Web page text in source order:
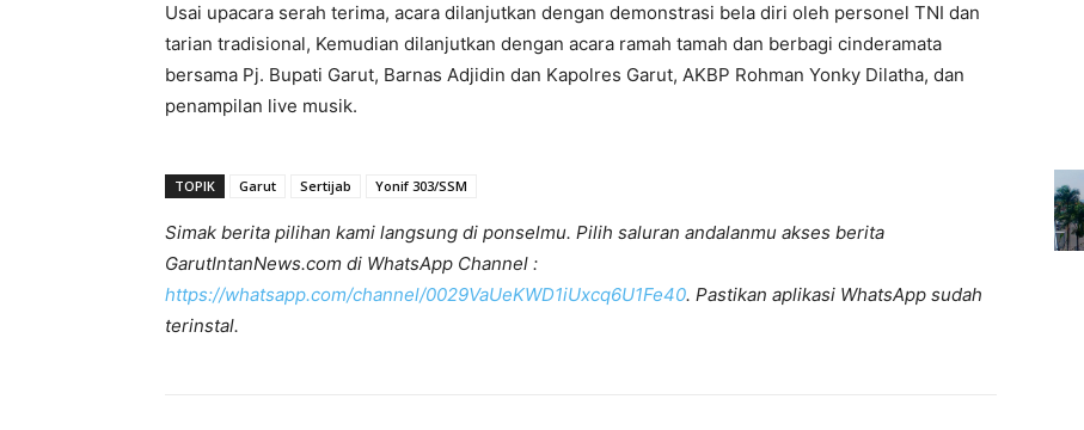
Usai upacara serah terima, acara dilanjutkan dengan demonstrasi bela diri oleh personel TNI dan
tarian tradisional, Kemudian dilanjutkan dengan acara ramah tamah dan berbagi cinderamata
bersama Pj. Bupati Garut, Barnas Adjidin dan Kapolres Garut, AKBP Rohman Yonky Dilatha, dan
penampilan live musik.
TOPIK Garut Sertijab Yonif 303/SSM
Simak berita pilihan kami langsung di ponselmu. Pilih saluran andalanmu akses berita
GarutIntanNews.com di WhatsApp Channel :
https://whatsapp.com/channel/0029VaUeKWD1iUxcq6U1Fe40. Pastikan aplikasi WhatsApp sudah
terinstal.